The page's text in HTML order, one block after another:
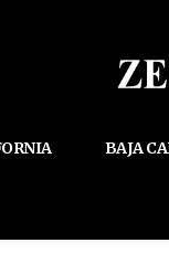
BAJA